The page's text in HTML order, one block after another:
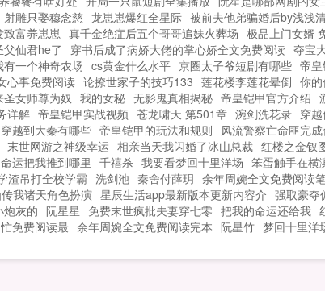
今晚他夜
射雕只娶穆念慈 龙崽崽爆红全星际 被前夫他弟骗婚后by浅浅
致富养崽崽 真千金绝症后五个哥哥追妹火葬场 极品上门女婿
仙君he了 穿书后成了病娇大佬的掌心娇全文免费阅读 夺宝
有一个神奇农场 cs黄金什么水平 京圈太子爷短剧有哪些 帝
心事免费阅读 论撩世家子的技巧133 莲花楼李莲花晕倒 你
女师尊为奴 我的女秘 无影鬼真相揭秘 帝皇铠甲官方介绍
详解 帝皇铠甲实战视频 苍龙啸天 第501章 涴剑洗花录 穿
穿越到大秦有哪些 帝皇铠甲的玩法和规则 风流警察亡命匪完
末世网游之神级幸运 相亲当天我闪婚了冰山总裁 红楼之金钗
命运把我推到哪里 千禧杀 我要看梦回十里洋场 笨蛋触手在横
渣吊打全校学霸 洗剑池 秦舍付薛玥 余年周婉全文免费阅读
我诸天角色扮演 星辰生活app最新版本更新内容介 强取豪夺
炮灰的 阮星星 免费末世疯批夫妻穿七零 把我的命运还给我
免费阅读最 余年周婉全文免费阅读完本 阮星竹 梦回十里洋